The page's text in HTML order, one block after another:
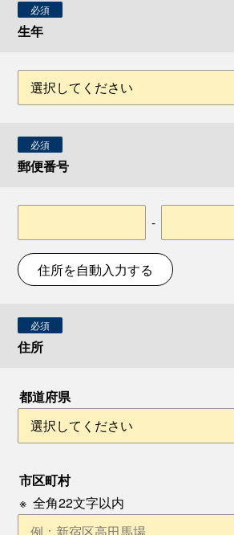
必須
生年
必須
郵便番号
-
住所を自動入力する
必須
住所
都道府県
市区町村
※ 全角22文字以内